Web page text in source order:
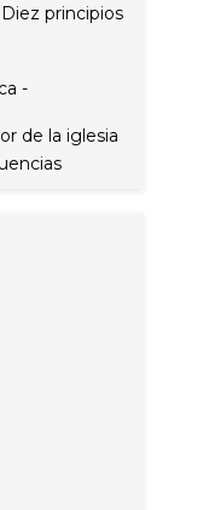
principios
-
de la iglesia